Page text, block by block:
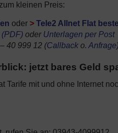
kleinen Preis:
oder > Tele2 Allnet Flat
oder Unterlagen per Post
40 999 12 (Callbacko. Anfrage)
jetzt bares Geld
mit und ohne Internet